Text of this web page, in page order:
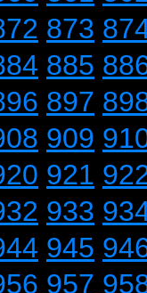
873
885
897
909
921
933
945
957